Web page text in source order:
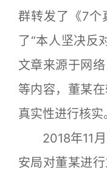
群转发了《7个
了“本人坚决反
文章来源于网
等内容，董某
真实性进行核实
2018年11月
安局对董某进